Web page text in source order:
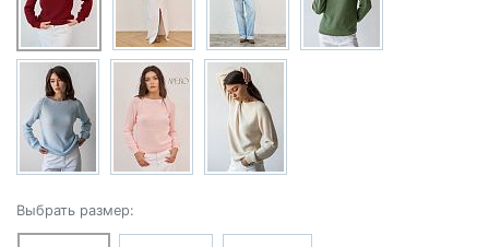
Выбрать размер: